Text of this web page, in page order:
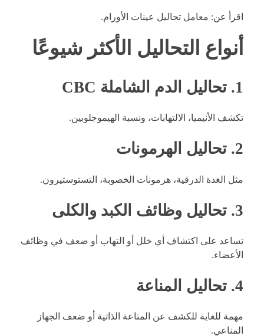
اقرأ عن: معامل تحاليل عينات الأورام.
أنواع التحاليل الأكثر شيوعًا
1. تحاليل الدم الشاملة CBC
تكشف الأنيميا، الالتهابات، ونسبة الهيموجلوبين.
2. تحاليل الهرمونات
مثل الغدة الدرقية، هرمونات الخصوبة، التستوستيرون.
3. تحاليل وظائف الكبد والكلى
تساعد على اكتشاف أي خلل أو التهاب أو ضعف في وظائف
الأعضاء.
4. تحاليل المناعة
مهمة للغاية للكشف عن المناعة الذاتية أو ضعف الجهاز
المناعي.